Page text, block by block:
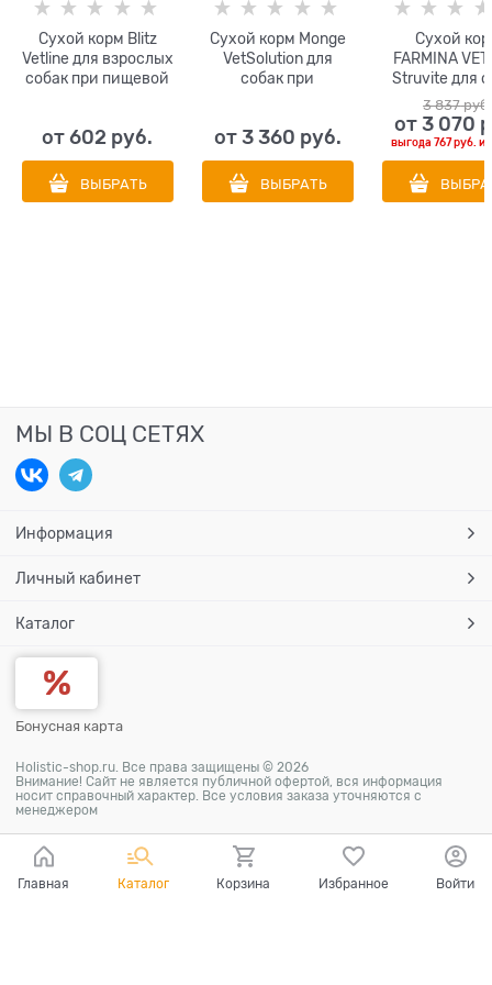
Сухой корм Blitz
Vetline для взрослых
собак при пищевой
от602 руб.
ВЫБРАТЬ
Сухой корм Monge
VetSolution для
собак при
от 3 360 руб.
ВЫБРАТЬ
Сухой
FARMINA
Struvite для
диета при
струвитного
3 837 руб.
от 3 070
выгода 767 руб.
МЫ В СОЦ СЕТЯХ
Информация
Личный кабинет
Каталог
Бонусная карта
Holistic-shop.ru. Все права защищены © 2026
Внимание! Сайт не является публичной офертой, вся информация
носит справочный характер. Все условия заказа уточняются с
менеджером
Главная Каталог Корзина Избранное Войти